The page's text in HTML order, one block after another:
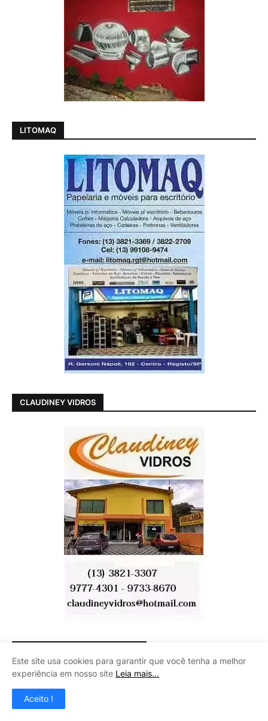
LITOMAQ
CLAUDINEY VIDROS
Este site usa cookies para garantir que você tenha a melhor
experiência em nosso site Leia mais...
Aceito !